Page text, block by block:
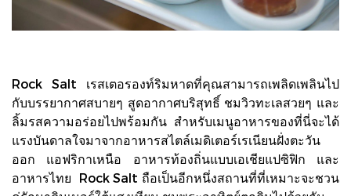
Rock Salt เรสเตอรองท์ริมหาดที่คุณสามารถเพลิดเพลินไป
กับบรรยากาศสบายๆ สูดอากาศบริสุทธิ์ ชมวิวทะเลสวยๆ และ
ลิ้มรสความอร่อยไปพร้อมกัน สำหรับเมนูอาหารของที่นี่จะได้
แรงบันดาลใจมาจากอาหารสไตล์เมดิเตอร์เรเนียนฝั่งตะวัน
ออก แอฟริกาเหนือ อาหารท้องถิ่นแบบเอเชียแปซิฟิก และ
อาหารไทย Rock Salt ถือเป็นอีกหนึ่งสถานที่ที่เหมาะจะชวน